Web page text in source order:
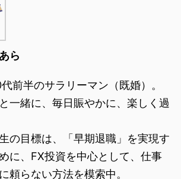
ら
前半のサラリーマン（既婚）。
一緒に、毎日賑やかに、楽しく過
の目標は、「早期退職」を実現す
に、FX投資を中心として、仕事
頼らない方法を模索中。